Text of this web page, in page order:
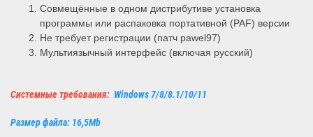
Совмещённые в одном дистрибутиве установка
программы или распаковка портативной (PAF) версии
Не требует регистрации (патч pawel97)
Мультиязычный интерфейс (включая русский)
Системные требования: Windows 7/8/8.1/10/11
Размер файла: 16,5Mb